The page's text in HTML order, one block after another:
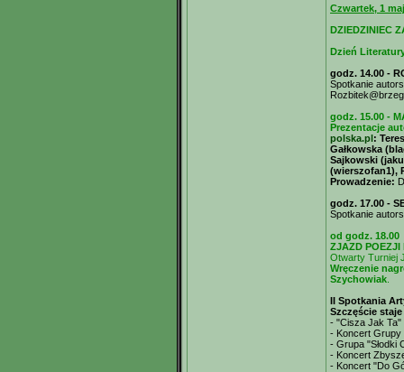
Czwartek, 1
DZIEDZINIEC
Dzień
godz. 14.00 -
Spotkanie
godz. 15.00 -
Prezentacje
polska.pl:
Gałkowska
Sajkowski
(wierszofan1),
Prowadzenie:
godz. 17.00 -
Spotkanie
od godz. 18.00
ZJAZD POEZJI
Otwarty Turniej
Wręczenie
Szychowiak
II Spotkania
Szczęście
- "Cisza Jak Ta"
- Koncert
- Grupa "Słodki
- Koncert
- Koncert "Do